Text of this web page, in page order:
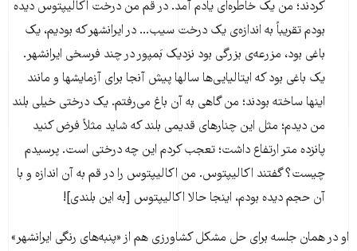
کردند؛ من یک خاطره‌ای یادم آمد. در قم من درخت اکالیپتوس دیده
بودم تقریباً به اندازه‌ی یک درخت سیب... در ایرانشهر که بودیم، یک
باغی بود، مزرعه‌ی بزرگی بود نزدیک بَمپور در چند فرسخی ایرانشهر.
یک باغی بود که ایتالیایی‌ها سالها پیش آنجا برای آزمایشها و مانند
اینها ساخته بودند؛ من گاهی به آن باغ می‌رفتم. یک درختی خیلی بلند
من دیدم؛ مثل این چنارهای قدیمی بلند که شاید مثلاً فرض کنید
پانزده متر ارتفاع داشت؛ تعجب کردم این چه درختی است. پرسیدم
چیست؟ گفتند اکالیپتوس. من اکالیپتوس را در قم به آن اندازه و با
آن حجم دیده بودم، اینجا حالا اکالیپتوس [به این بلندی]!
او در همان جلسه برای حل مشکل کشاورزی هم از «پنبه‌های رنگی ایرانشهر»